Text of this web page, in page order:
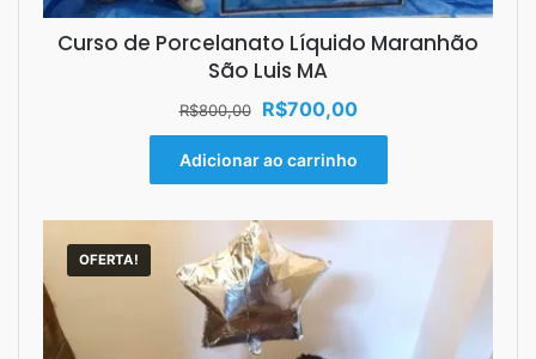
Curso de Porcelanato Líquido Maranhão
São Luis MA
R$800,00
O
preço
original
era:
R$700,00O
preço
atual
é:
Adicionar ao carrinho
OFERTA!